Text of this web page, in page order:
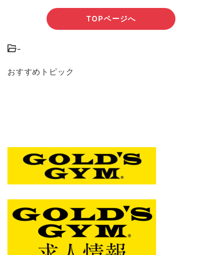
TOPページへ
-
おすすめトピック